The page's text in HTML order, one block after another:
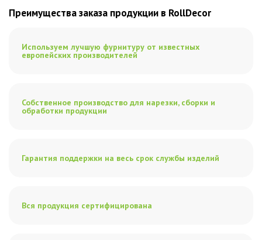
Преимущества заказа продукции в RollDecor
Используем лучшую фурнитуру от известных
европейских производителей
Собственное производство для нарезки, сборки и
обработки продукции
Гарантия поддержки на весь срок службы изделий
Вся продукция сертифицирована